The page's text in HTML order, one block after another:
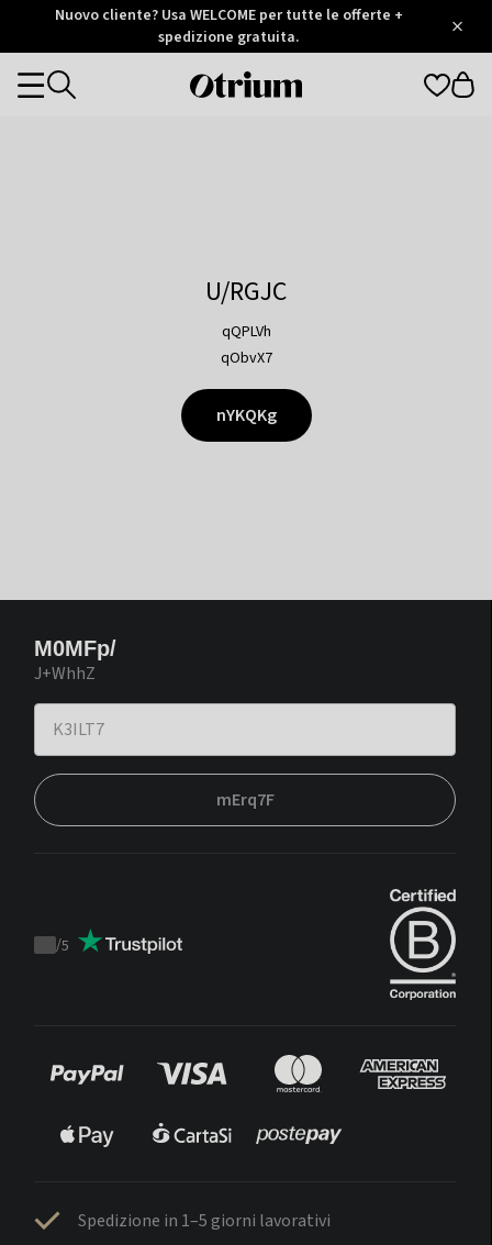
Otrium
Trustpilot
Nuovo cliente? Usa WELCOME per tutte le offerte +
spedizione gratuita.
Otrium
Categories
U/RGJC
qQPLVh
qObvX7
nYKQKg
M0MFp/
J+WhhZ
mErq7F
Trustpilot
/5
Spedizione in 1–5 giorni lavorativi